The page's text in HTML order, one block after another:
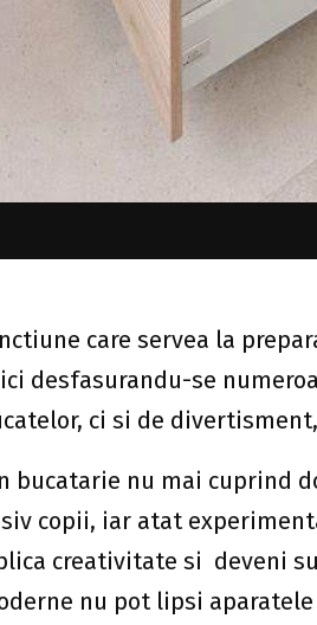
care servea la
desfasurandu-se
ci si de
bucatarie nu mai cuprind
copii, iar atat
creativitate si deveni
nu pot lipsi